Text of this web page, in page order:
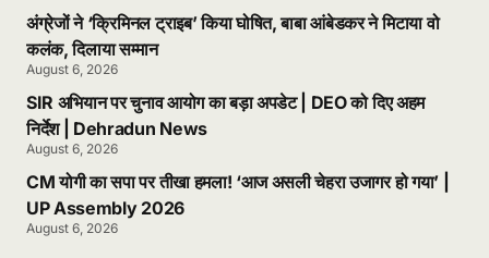
अंग्रेजों ने ‘क्रिमिनल ट्राइब’ किया घोषित, बाबा आंबेडकर ने मिटाया वो
कलंक, दिलाया सम्मान
August 6, 2026
SIR अभियान पर चुनाव आयोग का बड़ा अपडेट | DEO को दिए अहम
निर्देश | Dehradun News
August 6, 2026
CM योगी का सपा पर तीखा हमला! ‘आज असली चेहरा उजागर हो गया’ |
UP Assembly 2026
August 6, 2026